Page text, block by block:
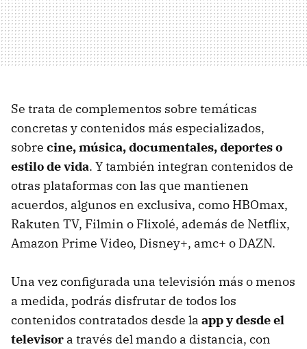
Se trata de complementos sobre temáticas
concretas y contenidos más especializados,
sobre cine, música, documentales, deportes o
estilo de vida. Y también integran contenidos de
otras plataformas con las que mantienen
acuerdos, algunos en exclusiva, como HBOmax,
Rakuten TV, Filmin o Flixolé, además de Netflix,
Amazon Prime Video, Disney+, amc+ o DAZN.
Una vez configurada una televisión más o menos
a medida, podrás disfrutar de todos los
contenidos contratados desde la app y desde el
televisor a través del mando a distancia, con